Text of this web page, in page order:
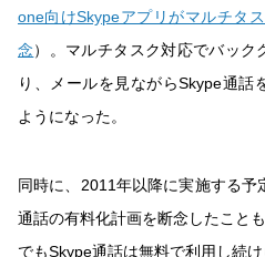
one向けSkypeアプリがマルチタ
念）。マルチタスク対応でバック
り、メールを見ながらSkype通話
ようになった。
同時に、2011年以降に実施する
通話の有料化計画を断念したこと
でもSkype通話は無料で利用し続け